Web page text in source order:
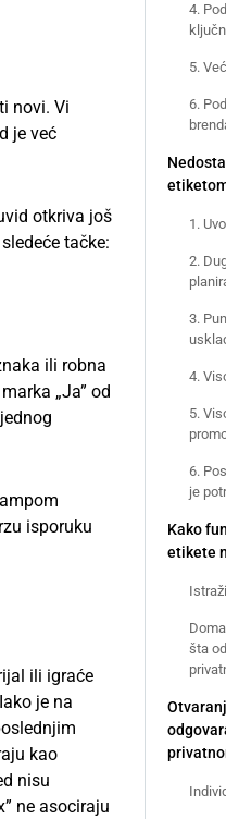
4.
5.
6.
1.
2.
3.
4.
5.
6.
je
Kako
etikete
šta
novi. Vi
je već
otkriva još
tačke:
ili robna
„Ja” od
isporuku
ili igraće
je na
kao
nisu
ne asociraju